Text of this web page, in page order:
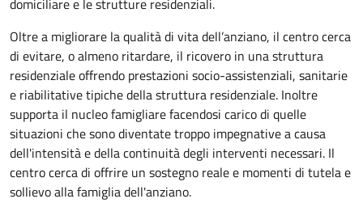
domiciliare e le strutture residenziali.
Oltre a migliorare la qualità di vita dell’anziano, il centro cerca
di evitare, o almeno ritardare, il ricovero in una struttura
residenziale offrendo prestazioni socio-assistenziali, sanitarie
e riabilitative tipiche della struttura residenziale. Inoltre
supporta il nucleo famigliare facendosi carico di quelle
situazioni che sono diventate troppo impegnative a causa
dell'intensità e della continuità degli interventi necessari. Il
centro cerca di offrire un sostegno reale e momenti di tutela e
sollievo alla famiglia dell'anziano.